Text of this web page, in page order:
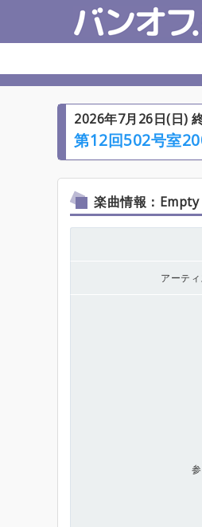
2026年7月26日(日)
第12回502号室
楽曲情報：
アーテ